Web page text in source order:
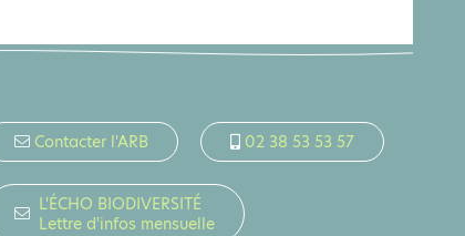
Contacter l'ARB 02 38 53 53 57
L'ÉCHO BIODIVERSITÉ
Lettre d'infos mensuelle